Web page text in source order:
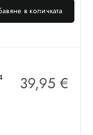
в количката
39,95 €